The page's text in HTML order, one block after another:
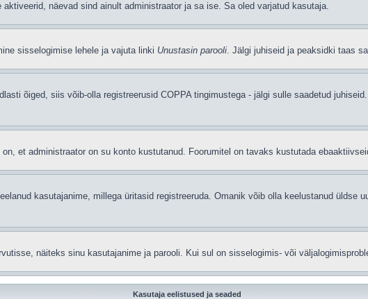
aktiveerid, näevad sind ainult administraator ja sa ise. Sa oled varjatud kasutaja.
sisselogimise lehele ja vajuta linki Unustasin parooli. Jälgi juhiseid ja peaksidki taas
õiged, siis võib-olla registreerusid COPPA tingimustega - jälgi sulle saadetud
et administraator on su konto kustutanud. Foorumitel on tavaks kustutada
kasutajanime, millega üritasid registreeruda. Omanik võib olla keelustanud üldse
näiteks sinu kasutajanime ja parooli. Kui sul on sisselogimis- või
Kasutaja eelistused ja seaded